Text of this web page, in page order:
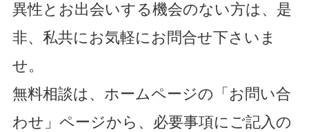
異性とお出会いする機会のない方は、是
非、私共にお気軽にお問合せ下さいま
せ。
無料相談は、ホームページの「お問い合
わせ」ページから、必要事項にご記入の